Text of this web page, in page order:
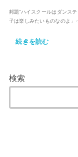
邦題“ハイスクールはダンス
子は楽しみたいものなのよ」
続きを読む
検索